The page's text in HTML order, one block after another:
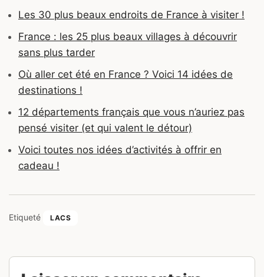
Les 30 plus beaux endroits de France à visiter !
France : les 25 plus beaux villages à découvrir
sans plus tarder
Où aller cet été en France ? Voici 14 idées de
destinations !
12 départements français que vous n’auriez pas
pensé visiter (et qui valent le détour)
Voici toutes nos idées d’activités à offrir en
cadeau !
Etiqueté LACS